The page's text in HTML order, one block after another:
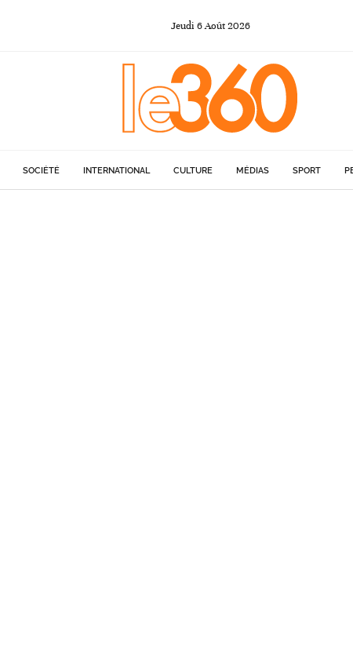
Jeudi 6Août 2026
SOCIÉTÉ INTERNATIONAL CULTURE MÉDIAS SPORT